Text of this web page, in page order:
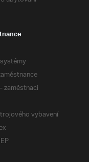
zaměstnaci
vybavení